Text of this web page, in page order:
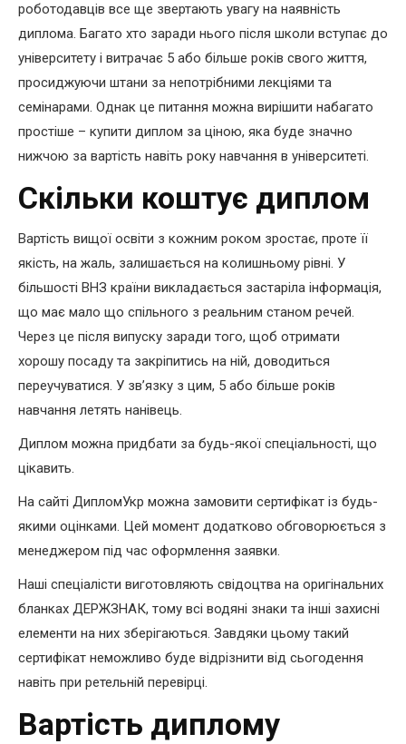
роботодавців все ще звертають увагу на наявність
диплома. Багато хто заради нього після школи вступає до
університету і витрачає 5 або більше років свого життя,
просиджуючи штани за непотрібними лекціями та
семінарами. Однак це питання можна вирішити набагато
простіше – купити диплом за ціною, яка буде значно
нижчою за вартість навіть року навчання в університеті.
Скільки коштує диплом
Вартість вищої освіти з кожним роком зростає, проте її
якість, на жаль, залишається на колишньому рівні. У
більшості ВНЗ країни викладається застаріла інформація,
що має мало що спільного з реальним станом речей.
Через це після випуску заради того, щоб отримати
хорошу посаду та закріпитись на ній, доводиться
переучуватися. У зв’язку з цим, 5 або більше років
навчання летять нанівець.
Диплом можна придбати за будь-якої спеціальності, що
цікавить.
На сайті ДипломУкр можна замовити сертифікат із будь-
якими оцінками. Цей момент додатково обговорюється з
менеджером під час оформлення заявки.
Наші спеціалісти виготовляють свідоцтва на оригінальних
бланках ДЕРЖЗНАК, тому всі водяні знаки та інші захисні
елементи на них зберігаються. Завдяки цьому такий
сертифікат неможливо буде відрізнити від сьогодення
навіть при ретельній перевірці.
Вартість диплому